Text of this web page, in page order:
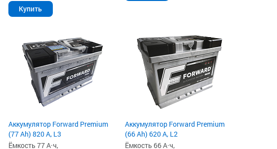
Купить
Аккумулятор Forward Premium
(77 Ah) 820 А, L3
Ёмкость 77 А·ч,
Аккумулятор Forward Premium
(66 Ah) 620 А, L2
Ёмкость 66 А·ч,